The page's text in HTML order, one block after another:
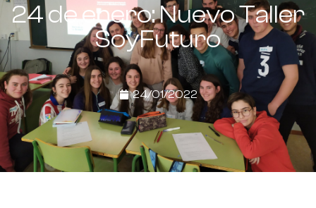
24 de enero: Nuevo Taller
SoyFuturo
24/01/2022